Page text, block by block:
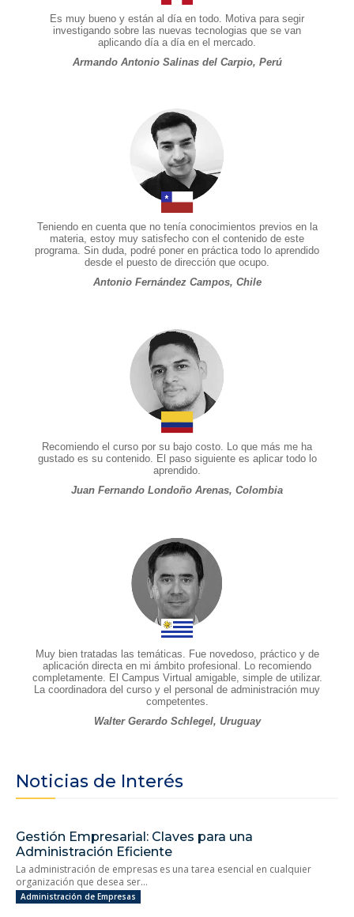
Es muy bueno y están al día en todo. Motiva para segir
investigando sobre las nuevas tecnologias que se van
aplicando día a día en el mercado.
Armando Antonio Salinas del Carpio, Perú
Teniendo en cuenta que no tenía conocimientos previos en la
materia, estoy muy satisfecho con el contenido de este
programa. Sin duda, podré poner en práctica todo lo aprendido
desde el puesto de dirección que ocupo.
Antonio Fernández Campos, Chile
Recomiendo el curso por su bajo costo. Lo que más me ha
gustado es su contenido. El paso siguiente es aplicar todo lo
aprendido.
Juan Fernando Londoño Arenas, Colombia
Muy bien tratadas las temáticas. Fue novedoso, práctico y de
aplicación directa en mi ámbito profesional. Lo recomiendo
completamente. El Campus Virtual amigable, simple de utilizar.
La coordinadora del curso y el personal de administración muy
competentes.
Walter Gerardo Schlegel, Uruguay
Noticias de Interés
Gestión Empresarial: Claves para una
Administración Eficiente
La administración de empresas es una tarea esencial en cualquier
organización que desea ser...
Administración de Empresas